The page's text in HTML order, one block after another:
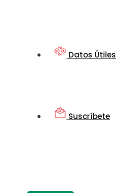
Datos Útiles
Suscríbete